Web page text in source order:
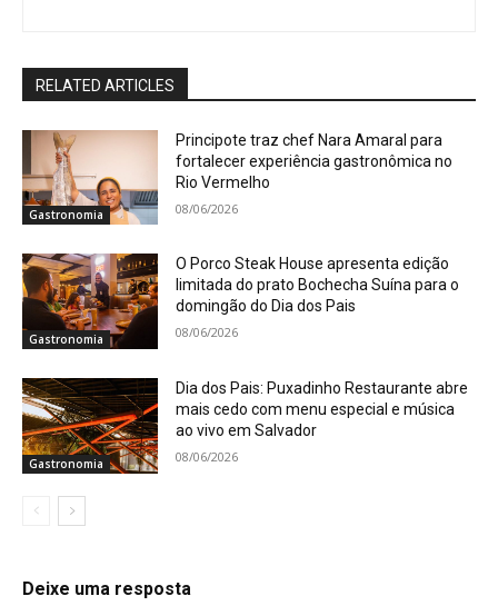
RELATED ARTICLES
Gastronomia
Principote traz chef Nara Amaral para
fortalecer experiência gastronômica no
Rio Vermelho
08/06/2026
Gastronomia
O Porco Steak House apresenta edição
limitada do prato Bochecha Suína para o
domingão do Dia dos Pais
08/06/2026
Gastronomia
Dia dos Pais: Puxadinho Restaurante abre
mais cedo com menu especial e música
ao vivo em Salvador
08/06/2026
Deixe uma resposta